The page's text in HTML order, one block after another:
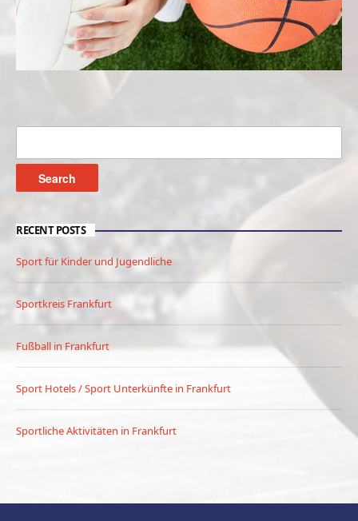
RECENT POSTS
Sport für Kinder und Jugendliche
Sportkreis Frankfurt
Fußball in Frankfurt
Sport Hotels / Sport Unterkünfte in Frankfurt
Sportliche Aktivitäten in Frankfurt